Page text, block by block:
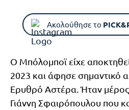
Ακολούθησε το
Ο Μπόλομποϊ είχε
2023 και άφησε σημαντικό
Ερυθρό Αστέρα. Ήταν
Γιάννη Σφαιρόπουλου που